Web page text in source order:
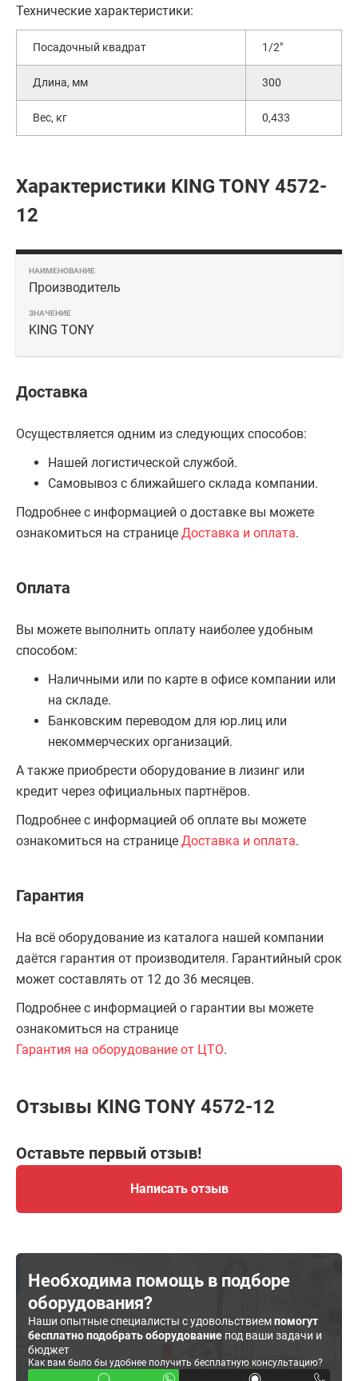
Технические характеристики:
Посадочный квадрат 1/2"
Длина, мм 300
Вес, кг 0,433
Характеристики KING TONY 4572-
12
Производитель
KING TONY
Доставка
Осуществляется одним из следующих способов:
Нашей логистической службой.
Самовывоз с ближайшего склада компании.
Подробнее с информацией о доставке вы можете
ознакомиться на странице Доставка и оплата.
Оплата
Вы можете выполнить оплату наиболее удобным
способом:
Наличными или по карте в офисе компании или
на складе.
Банковским переводом для юр.лиц или
некоммерческих организаций.
А также приобрести оборудование в лизинг или
кредит через официальных партнёров.
Подробнее с информацией об оплате вы можете
ознакомиться на странице Доставка и оплата.
Гарантия
На всё оборудование из каталога нашей компании
даётся гарантия от производителя. Гарантийный срок
может составлять от 12 до 36 месяцев.
Подробнее с информацией о гарантии вы можете
ознакомиться на странице
Гарантия на оборудование от ЦТО.
Отзывы KING TONY 4572-12
Оставьте первый отзыв!
Написать отзыв
Необходима помощь в подборе
оборудования?
Наши опытные специалисты с удовольствиемпомогут
бесплатно подобрать оборудование под ваши задачи и
бюджет
Как вам было бы удобнее получить бесплатную консультацию?